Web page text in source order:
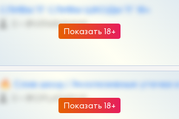
Показать 18+
СЛИВЫ ТГ СЛИВЫ ШКОДЫ ТГ 18+
@VIPARHIVS55BOT
Показать 18+
🔥 Слив шкод | Эксклюзивные утечки
@OPLATAPODPSK1BOT